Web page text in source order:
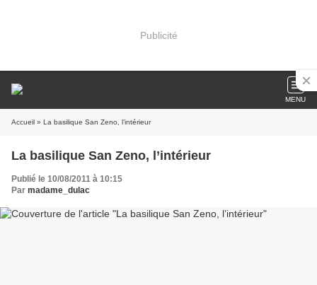
Publicité
MENU
Accueil » La basilique San Zeno, l’intérieur
La basilique San Zeno, l’intérieur
Publié le 10/08/2011 à 10:15
Par madame_dulac